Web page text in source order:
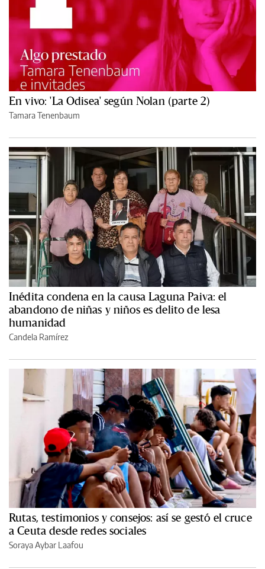
En vivo: 'La Odisea' según Nolan (parte 2)
Tamara Tenenbaum
Inédita condena en la causa Laguna Paiva: el
abandono de niñas y niños es delito de lesa
humanidad
Candela Ramírez
Rutas, testimonios y consejos: así se gestó el cruce
a Ceuta desde redes sociales
Soraya Aybar Laafou